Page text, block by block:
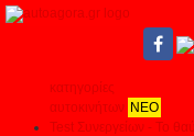
κατηγορίες
αυτοκινήτων ΝΕΟ
Test Συνεργείων - Το